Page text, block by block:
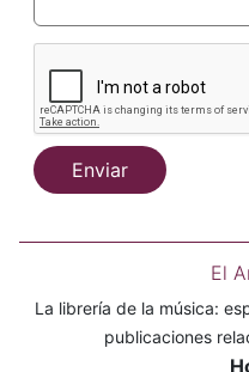
Enviar
El
La librería de la música:
publicaciones